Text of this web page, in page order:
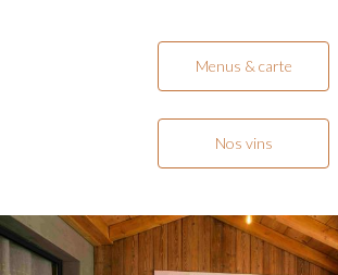
Menus & carte
Nos vins